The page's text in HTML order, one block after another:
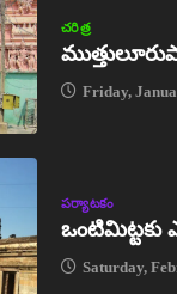
చరిత్ర
Friday,
పర్యాటకం
ఒంటిమిట్టకు
Saturday,